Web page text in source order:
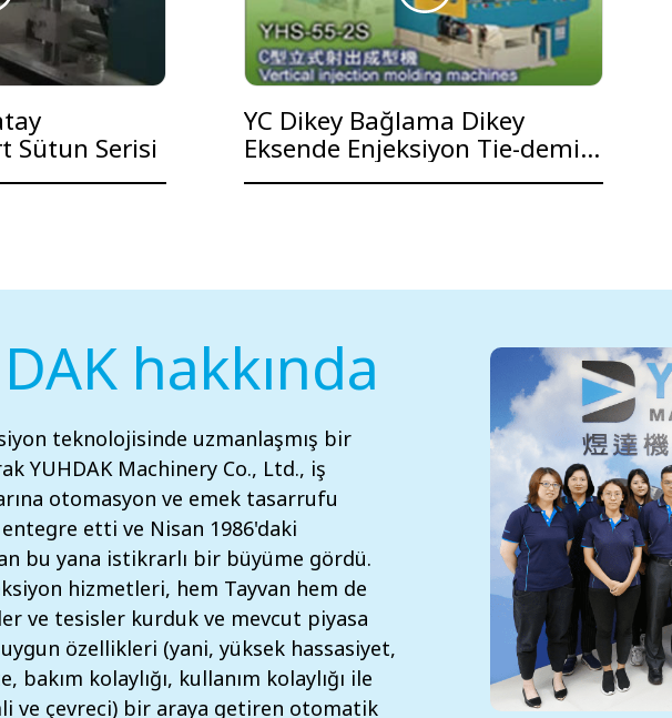
Sütun Serisi
YC Dikey Bağlama Dikey
Eksende Enjeksiyon Tie-demir
Parmaklıklı Serisi
hakkında
teknolojisinde uzmanlaşmış bir
YUHDAK Machinery Co., Ltd., iş
otomasyon ve emek tasarrufu
etti ve Nisan 1986'daki
bu yana istikrarlı bir büyüme gördü.
hizmetleri, hem Tayvan hem de
ve tesisler kurduk ve mevcut piyasa
özellikleri (yani, yüksek hassasiyet,
bakım kolaylığı, kullanım kolaylığı ile
ve çevreci) bir araya getiren otomatik